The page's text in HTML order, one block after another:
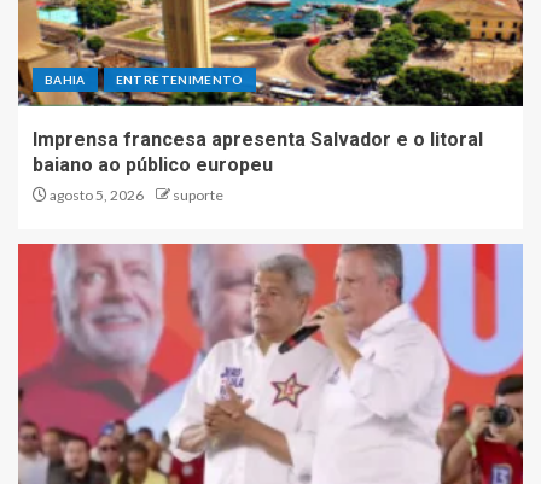
BAHIA ENTRETENIMENTO
Imprensa francesa apresenta Salvador e o litoral
baiano ao público europeu
agosto 5, 2026 suporte